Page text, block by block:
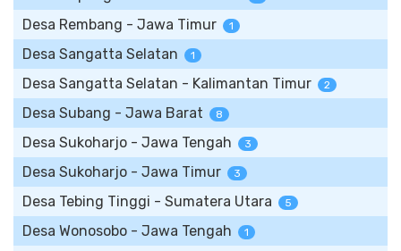
Desa Rembang - Jawa Timur 1
Desa Sangatta Selatan 1
Desa Sangatta Selatan - Kalimantan Timur 2
Desa Subang - Jawa Barat 8
Desa Sukoharjo - Jawa Tengah 3
Desa Sukoharjo - Jawa Timur 3
Desa Tebing Tinggi - Sumatera Utara 5
Desa Wonosobo - Jawa Tengah 1